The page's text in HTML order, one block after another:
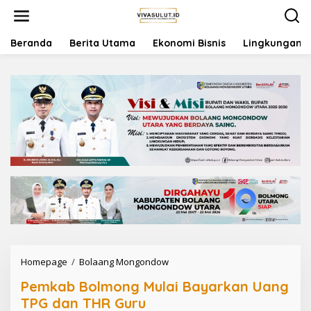
Beranda Berita Utama Ekonomi Bisnis Lingkungan
Homepage / Bolaang Mongondow
m
Pemkab Bolmong Mulai Bayarkan Uang
TPG dan THR Guru